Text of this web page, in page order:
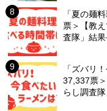
「夏の麺
票＞【教
査隊」結果
「ズバリ
37,337票
らし調査